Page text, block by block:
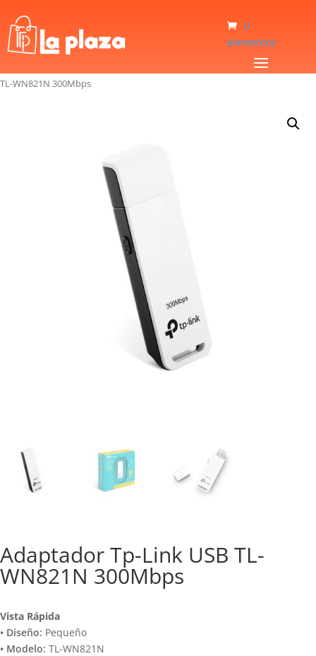
0
elementos
Adaptador Tp-Link USB
TL-WN821N 300Mbps
Adaptador Tp-Link USB TL-
WN821N 300Mbps
Vista Rápida
• Diseño: Pequeño
• Modelo: TL-WN821N